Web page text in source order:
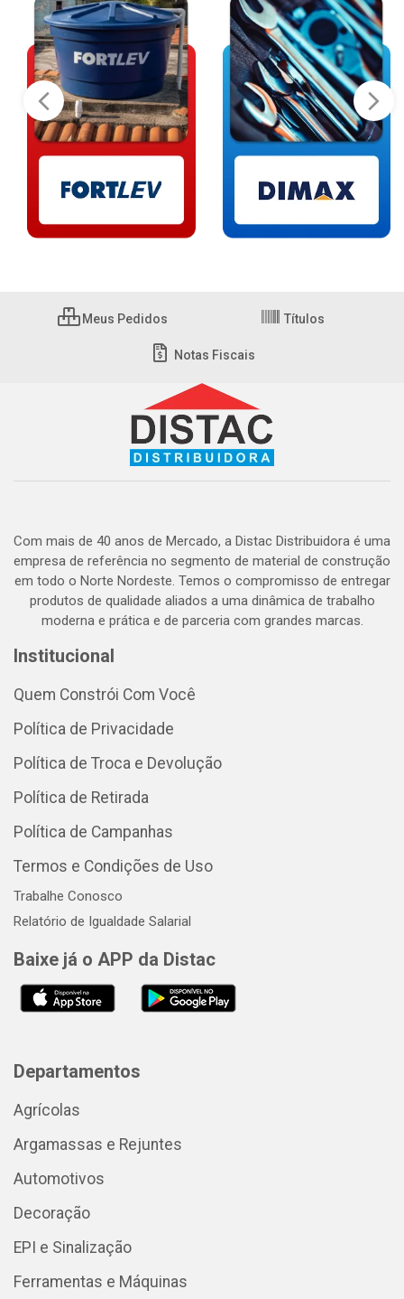
Meus Pedidos Títulos
Notas Fiscais
Com mais de 40 anos de Mercado, a Distac Distribuidora é uma
empresa de referência no segmento de material de construção
em todo o Norte Nordeste. Temos o compromisso de entregar
produtos de qualidade aliados a uma dinâmica de trabalho
moderna e prática e de parceria com grandes marcas.
Institucional
Quem Constrói Com Você
Política de Privacidade
Política de Troca e Devolução
Política de Retirada
Política de Campanhas
Termos e Condições de Uso
Trabalhe Conosco
Relatório de Igualdade Salarial
Baixe já o APP da Distac
Departamentos
Agrícolas
Argamassas e Rejuntes
Automotivos
Decoração
EPI e Sinalização
Ferramentas e Máquinas